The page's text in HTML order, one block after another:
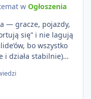
w Ogłoszenia
— gracze, pojazdy,
się” i nie lagują
bo wszystko
i działa stabilnie)
pisanie własnych